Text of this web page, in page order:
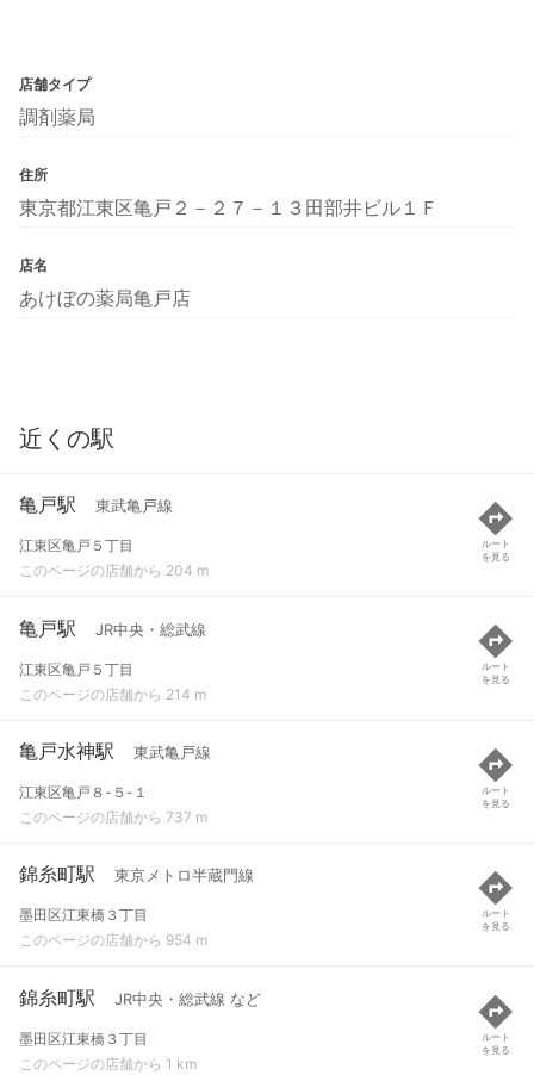
店舗タイプ
調剤薬局
住所
東京都江東区亀戸２－２７－１３田部井ビル１Ｆ
店名
あけぼの薬局亀戸店
近くの駅
亀戸駅 東武亀戸線
江東区亀戸５丁目
このページの店舗から 204 m
ルート
を見る
亀戸駅 JR中央・総武線
江東区亀戸５丁目
このページの店舗から 214 m
ルート
を見る
亀戸水神駅 東武亀戸線
江東区亀戸８-５-１
このページの店舗から 737 m
ルート
を見る
錦糸町駅 東京メトロ半蔵門線
墨田区江東橋３丁目
このページの店舗から 954 m
ルート
を見る
錦糸町駅 JR中央・総武線 など
墨田区江東橋３丁目
このページの店舗から 1 km
ルート
を見る